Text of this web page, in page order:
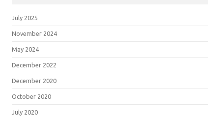
July 2025
November 2024
May 2024
December 2022
December 2020
October 2020
July 2020